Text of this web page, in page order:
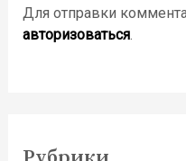
Для отправки
авторизоваться.